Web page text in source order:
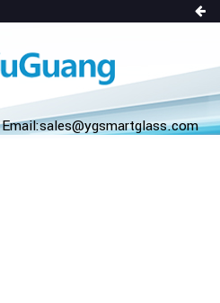
Email:sales@ygsmartglass.com